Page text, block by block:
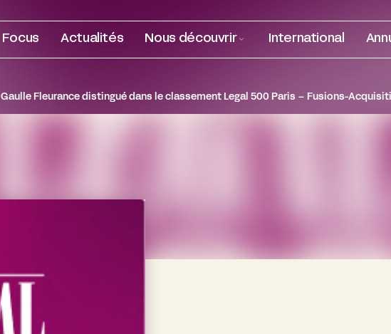
Focus Actualités Nous découvrir International
Gaulle Fleurance distingué dans le classement Legal 500 Paris – Fusions-